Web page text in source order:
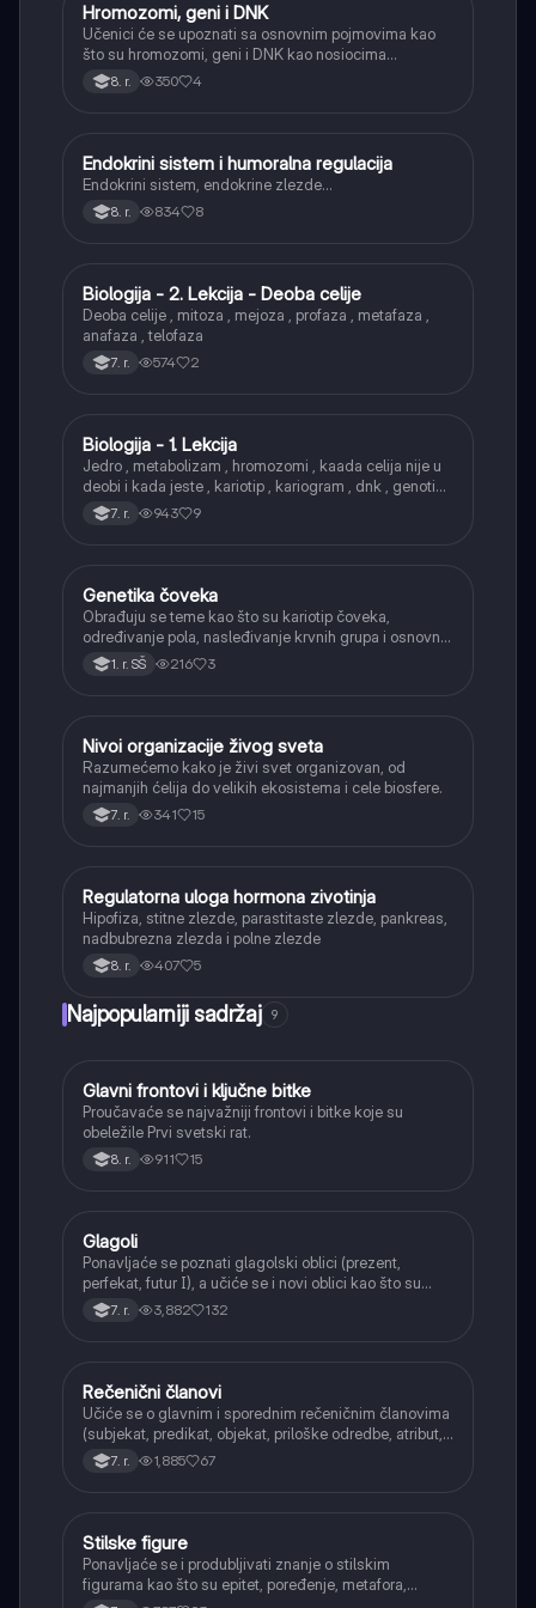
Biologija
Hromozomi, geni i DNK
Učenici će se upoznati sa osnovnim pojmovima kao
što su hromozomi, geni i DNK kao nosiocima
naslednih informacija.
8. r. 350 4
Biologija
Endokrini sistem i humoralna regulacija
Endokrini sistem, endokrine zlezde…
8. r. 834 8
Biologija
Biologija - 2. Lekcija - Deoba celije
Deoba celije , mitoza , mejoza , profaza , metafaza ,
anafaza , telofaza
7. r. 574 2
Biologija
Biologija - 1. Lekcija
Jedro , metabolizam , hromozomi , kaada celija nije u
deobi i kada jeste , kariotip , kariogram , dnk , genotip ,
fenotip7. r. 943 9
Biologija
Genetika čoveka
Obrađuju se teme kao što su kariotip čoveka,
određivanje pola, nasleđivanje krvnih grupa i osnovni
primeri naslednih bolesti.
1. r. SŠ 216 3
Biologija
Nivoi organizacije živog sveta
Razumećemo kako je živi svet organizovan, od
najmanjih ćelija do velikih ekosistema i cele biosfere.
7. r. 341 15
Biologija
Regulatorna uloga hormona zivotinja
Hipofiza, stitne zlezde, parastitaste zlezde, pankreas,
nadbubrezna zlezda i polne zlezde
8. r. 407 5
Najpopularniji sadržaj 9
Istorija
Glavni frontovi i ključne bitke
Proučavaće se najvažniji frontovi i bitke koje su
obeležile Prvi svetski rat.
8. r. 911 15
Srpski jezik
Glagoli
Ponavljaće se poznati glagolski oblici (prezent,
perfekat, futur I), a učiće se i novi oblici kao što su
aorist, imperfekat, pluskvamperfekat, futur II, kao i
glagolski prilozi i pridevi.
7. r. 3,882 132
Srpski jezik
Rečenični članovi
Učiće se o glavnim i sporednim rečeničnim članovima
(subjekat, predikat, objekat, priloške odredbe, atribut,
apozicija) i njihovoj funkciji.
7. r. 1,885 67
Srpski jezik
Stilske figure
Ponavljaće se i produbljivati znanje o stilskim
figurama kao što su epitet, poređenje, metafora,